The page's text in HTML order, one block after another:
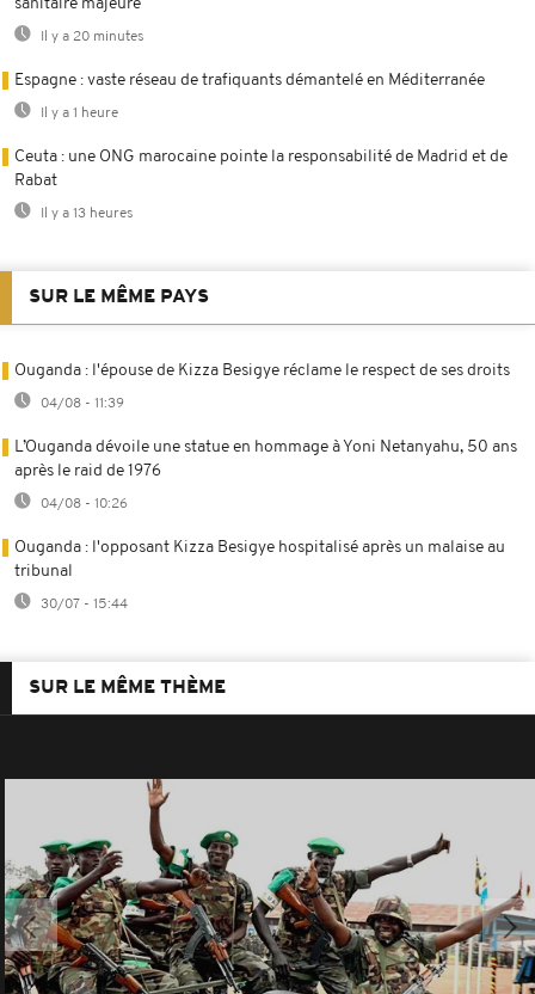
sanitaire majeure
Il y a 20 minutes
Espagne : vaste réseau de trafiquants démantelé en Méditerranée
Il y a 1 heure
Ceuta : une ONG marocaine pointe la responsabilité de Madrid et de
Rabat
Il y a 13 heures
SUR LE MÊME PAYS
Ouganda : l'épouse de Kizza Besigye réclame le respect de ses droits
04/08 - 11:39
L’Ouganda dévoile une statue en hommage à Yoni Netanyahu, 50 ans
après le raid de 1976
04/08 - 10:26
Ouganda : l'opposant Kizza Besigye hospitalisé après un malaise au
tribunal
30/07 - 15:44
SUR LE MÊME THÈME